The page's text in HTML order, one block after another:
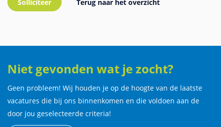
Niet gevonden wat je zocht?
Geen probleem! Wij houden je op de hoogte van de laatste
vacatures die bij ons binnenkomen en die voldoen aan de
door jou geselecteerde criteria!